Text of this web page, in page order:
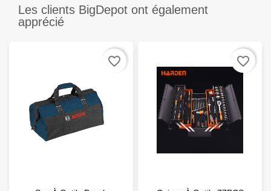
Les clients BigDepot ont également
apprécié
favorite_border favorite_border